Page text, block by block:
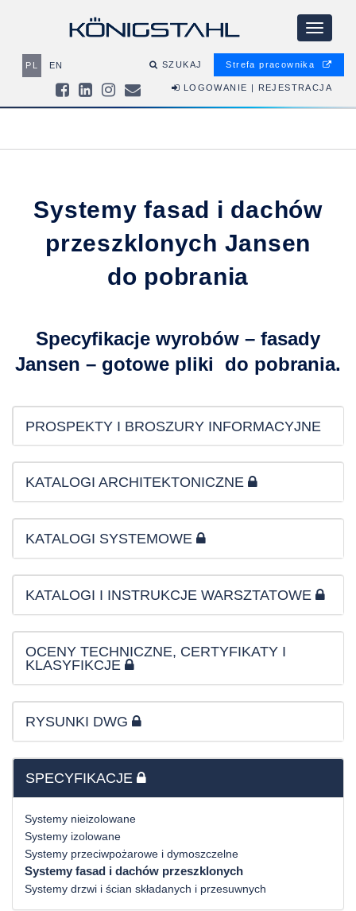
Zapamiętaj mnie
Search
Toggle
Strefa pracownika
SZUKAJ
PL
EN
LOGOWANIE | REJESTRACJA
Systemy fasad i dachów
przeszklonych Jansen
do pobrania
Specyfikacje wyrobów – fasady
Jansen – gotowe pliki do pobrania.
PROSPEKTY I BROSZURY INFORMACYJNE
KATALOGI ARCHITEKTONICZNE
KATALOGI SYSTEMOWE
KATALOGI I INSTRUKCJE WARSZTATOWE
OCENY TECHNICZNE, CERTYFIKATY I
KLASYFIKCJE
RYSUNKI DWG
SPECYFIKACJE
Systemy nieizolowane
Systemy izolowane
Systemy przeciwpożarowe i dymoszczelne
Systemy fasad i dachów przeszklonych
Systemy drzwi i ścian składanych i przesuwnych